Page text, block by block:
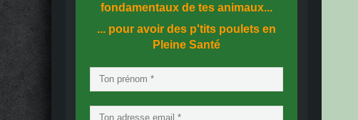
fondamentaux de tes animaux...
... pour avoir des p'tits poulets en
Pleine Santé